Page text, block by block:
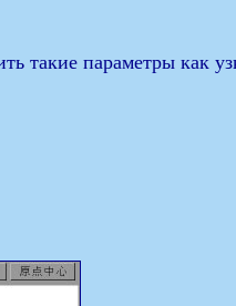
такие параметры как